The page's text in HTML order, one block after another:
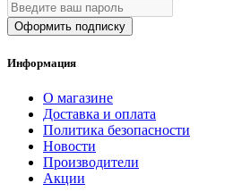
Оформить подписку
Информация
О магазине
Доставка и оплата
Политика безопасности
Новости
Производители
Акции